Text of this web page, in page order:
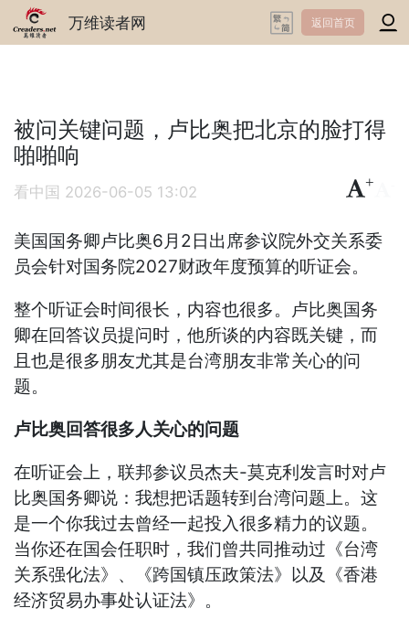
万维读者网 返回首页
被问关键问题，卢比奥把北京的脸打得
啪啪响
看中国 2026-06-05 13:02
+
美国国务卿卢比奥6月2日出席参议院外交关系委
员会针对国务院2027财政年度预算的听证会。
整个听证会时间很长，内容也很多。卢比奥国务
卿在回答议员提问时，他所谈的内容既关键，而
且也是很多朋友尤其是台湾朋友非常关心的问
题。
卢比奥回答很多人关心的问题
在听证会上，联邦参议员杰夫-莫克利发言时对卢
比奥国务卿说：我想把话题转到台湾问题上。这
是一个你我过去曾经一起投入很多精力的议题。
当你还在国会任职时，我们曾共同推动过《台湾
关系强化法》、《跨国镇压政策法》以及《香港
经济贸易办事处认证法》。